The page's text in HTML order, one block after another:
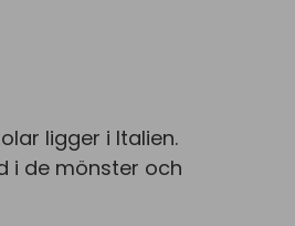
ligger i Italien.
i de mönster och